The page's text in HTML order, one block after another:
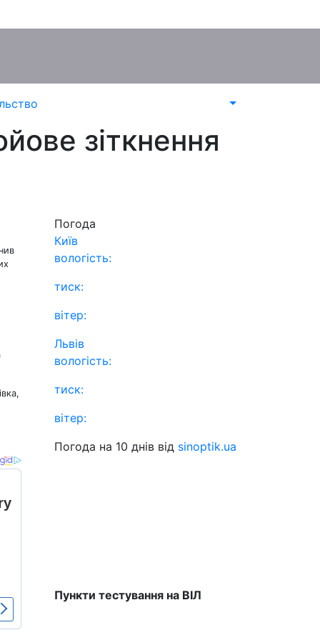
зіткнення
Погода
Київ
вологість:
тиск:
вітер:
Львів
вологість:
тиск:
вітер:
Погода на 10 днів від sinoptik.ua
Пункти тестування на ВІЛ